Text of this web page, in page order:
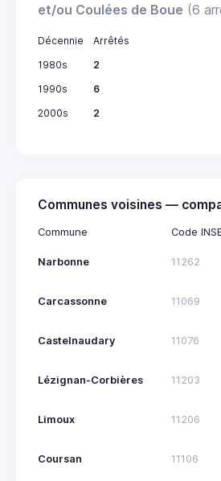
et/ou Coulées de Boue (6
Décennie
Arrêtés
1980s
2
1990s
6
2000s
2
Communes voisines —
Commune Code
Narbonne 11262
Carcassonne 11069
Castelnaudary 11076
Lézignan-Corbières 11203
Limoux 11206
Coursan 11106